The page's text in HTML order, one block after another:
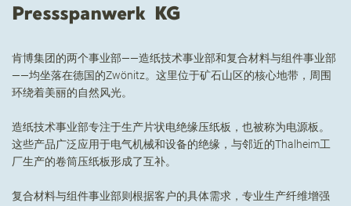
Pressspanwerk KG
肯博集团的两个事业部——造纸技术事业部和复合材料与组件事业部
——均坐落在德国的Zwönitz。这里位于矿石山区的核心地带，周围
环绕着美丽的自然风光。
造纸技术事业部专注于生产片状电绝缘压纸板，也被称为电源板。
这些产品广泛应用于电气机械和设备的绝缘，与邻近的Thalheim工
厂生产的卷筒压纸板形成了互补。
复合材料与组件事业部则根据客户的具体需求，专业生产纤维增强